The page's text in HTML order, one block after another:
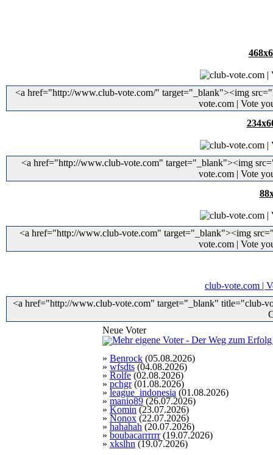
<a href="http://www.club-vote.com/" target="_blank"><img
vote.com | Vote
<a href="http://www.club-vote.com" target="_blank"><img
vote.com | Vote
<a href="http://www.club-vote.com" target="_blank"><img
vote.com | Vote
club-vote.com |
<a href="http://www.club-vote.com" target="_blank" title="club-
Neue Voter
» Benrock (05.08.2026)
» wfsdts (04.08.2026)
» Rolfe (02.08.2026)
» pchgr(01.08.2026)
» league_indonesia (01.08.2026)
» manio89 (26.07.2026)
» Komin (23.07.2026)
» Nonox (22.07.2026)
» hahahah (20.07.2026)
» boubacarrrrrr(19.07.2026)
» xkslhn (19.07.2026)